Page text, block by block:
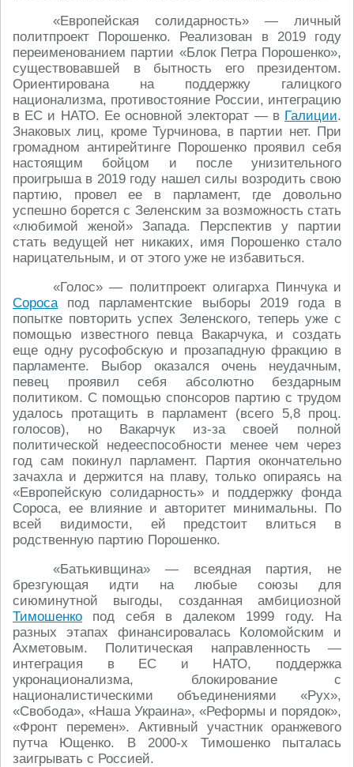
«Европейская солидарность» ― личный
политпроект Порошенко. Реализован в 2019 году
переименованием партии «Блок Петра Порошенко»,
существовавшей в бытность его президентом.
Ориентирована на поддержку галицкого
национализма, противостояние России, интеграцию
в ЕС и НАТО. Ее основной электорат ― в Галиции.
Знаковых лиц, кроме Турчинова, в партии нет. При
громадном антирейтинге Порошенко проявил себя
настоящим бойцом и после унизительного
проигрыша в 2019 году нашел силы возродить свою
партию, провел ее в парламент, где довольно
успешно борется с Зеленским за возможность стать
«любимой женой» Запада. Перспектив у партии
стать ведущей нет никаких, имя Порошенко стало
нарицательным, и от этого уже не избавиться.
«Голос» ― политпроект олигарха Пинчука и
Соросапод парламентские выборы 2019 года в
попытке повторить успех Зеленского, теперь уже с
помощью известного певца Вакарчука, и создать
еще одну русофобскую и прозападную фракцию в
парламенте. Выбор оказался очень неудачным,
певец проявил себя абсолютно бездарным
политиком. С помощью спонсоров партию с трудом
удалось протащить в парламент (всего 5,8 проц.
голосов), но Вакарчук из-за своей полной
политической недееспособности менее чем через
год сам покинул парламент. Партия окончательно
зачахла и держится на плаву, только опираясь на
«Европейскую солидарность» и поддержку фонда
Сороса, ее влияние и авторитет минимальны. По
всей видимости, ей предстоит влиться в
родственную партию Порошенко.
«Батькивщина» ― всеядная партия, не
брезгующая идти на любые союзы для
сиюминутной выгоды, созданная амбициозной
Тимошенко под себя в далеком 1999 году. На
разных этапах финансировалась Коломойским и
Ахметовым. Политическая направленность ―
интеграция в ЕС и НАТО, поддержка
укронационализма, блокирование с
националистическими объединениями «Рух»,
«Свобода», «Наша Украина», «Реформы и порядок»,
«Фронт перемен». Активный участник оранжевого
путча Ющенко. В 2000-х Тимошенко пыталась
заигрывать с Россией.